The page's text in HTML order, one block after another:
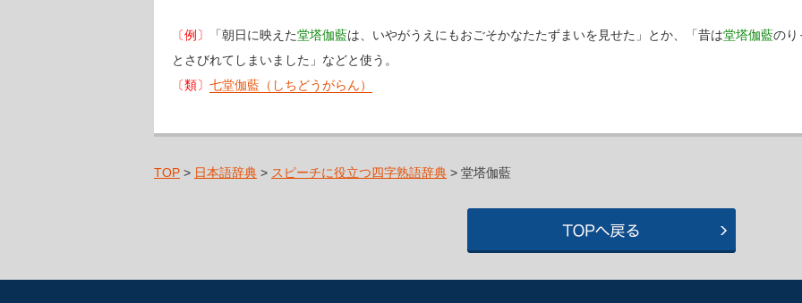
〔例〕 「朝日に映えた堂塔伽藍は、いやがうえにもおごそかなたたずまいを見せた」とか、「昔は堂塔伽藍のり
とさびれてしまいました」などと使う。
〔類〕 七堂伽藍（しちどうがらん）
TOP > 日本語辞典 > スピーチに役立つ四字熟語辞典 > 堂塔伽藍